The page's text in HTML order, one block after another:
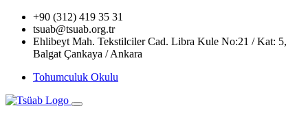
+90 (312) 419 35 31
tsuab@tsuab.org.tr
Ehlibeyt Mah. Tekstilciler Cad. Libra Kule No:21 / Kat: 5,
Balgat Çankaya / Ankara
Tohumculuk Okulu